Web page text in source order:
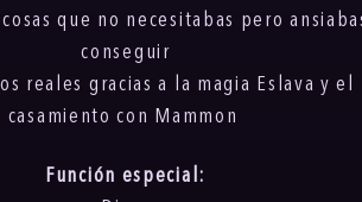
que no necesitabas pero
conseguir
reales gracias a la magia Eslava y el
casamiento con Mammon
Función especial: